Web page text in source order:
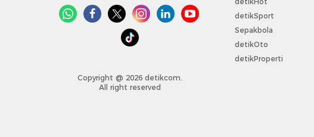
Copyright @ 2026 detikcom.
All right reserved
detikSport
Sepakbola
detikOto
detikProperti